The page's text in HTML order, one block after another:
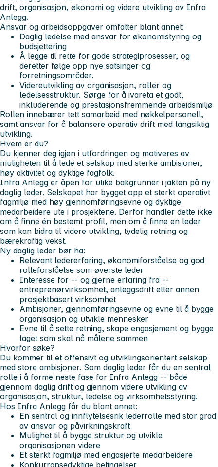
drift, organisasjon, økonomi og videre utvikling av Infra
Anlegg.
Ansvar og arbeidsoppgaver omfatter blant annet:
Daglig ledelse med ansvar for økonomistyring og
budsjettering
Å legge til rette for gode strategiprosesser, og
deretter følge opp nye satsinger og
forretningsområder.
Videreutvikling av organisasjon, roller og
ledelsesstruktur. Sørge for å ivareta et godt,
inkluderende og prestasjonsfremmende arbeidsmiljø
Rollen innebærer tett samarbeid med nøkkelpersonell,
samt ansvar for å balansere operativ drift med langsiktig
utvikling.
Hvem er du?
Du kjenner deg igjen i utfordringen og motiveres av
muligheten til å lede et selskap med sterke ambisjoner,
høy aktivitet og dyktige fagfolk.
Infra Anlegg er åpen for ulike bakgrunner i jakten på ny
daglig leder. Selskapet har bygget opp et sterkt operativt
fagmiljø med høy gjennomføringsevne og dyktige
medarbeidere ute i prosjektene. Derfor handler dette ikke
om å finne én bestemt profil, men om å finne en leder
som kan bidra til videre utvikling, tydelig retning og
bærekraftig vekst.
Ny daglig leder bør ha:
Relevant ledererfaring, økonomiforståelse og god
rolleforståelse som øverste leder
Interesse for -- og gjerne erfaring fra --
entreprenørvirksomhet, anleggsdrift eller annen
prosjektbasert virksomhet
Ambisjoner, gjennomføringsevne og evne til å bygge
organisasjon og utvikle mennesker
Evne til å sette retning, skape engasjement og bygge
laget som skal nå målene sammen
Hvorfor søke?
Du kommer til et offensivt og utviklingsorientert selskap
med store ambisjoner. Som daglig leder får du en sentral
rolle i å forme neste fase for Infra Anlegg -- både
gjennom daglig drift og gjennom videre utvikling av
organisasjon, struktur, ledelse og virksomhetsstyring.
Hos Infra Anlegg får du blant annet:
En sentral og innflytelsesrik lederrolle med stor grad
av ansvar og påvirkningskraft
Mulighet til å bygge struktur og utvikle
organisasjonen videre
Et sterkt fagmiljø med engasjerte medarbeidere
Konkurransedyktige betingelser